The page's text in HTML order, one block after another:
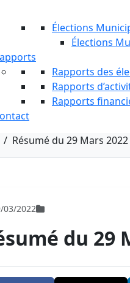
Élections
Élections
Rapports des
Rapports
Rapports
/ Résumé du 29 Mars 2022
03/2022
du 29